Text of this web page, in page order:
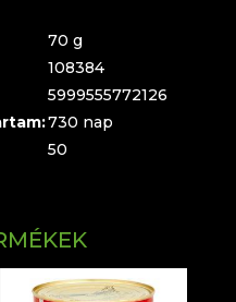
70 g
108384
5999555772126
730 nap
50